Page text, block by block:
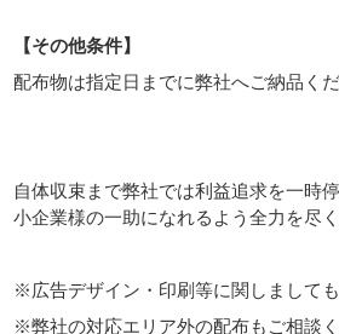
【その他条件】
配布物は指定日までに弊社へご納品くだ
自体収束まで弊社では利益追求を一時
小企業様の一助になれるよう全力を尽
※広告デザイン・印刷等に関しましても
※弊社の対応エリア外の配布もご相談く